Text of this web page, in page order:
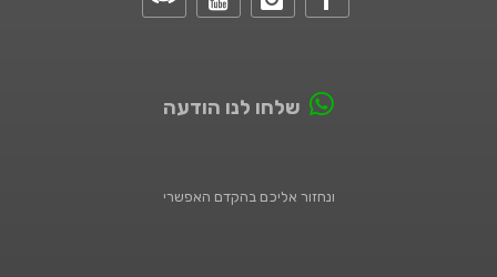
שלחו לנו הודעה
ונחזור אליכם בהקדם האפשרי